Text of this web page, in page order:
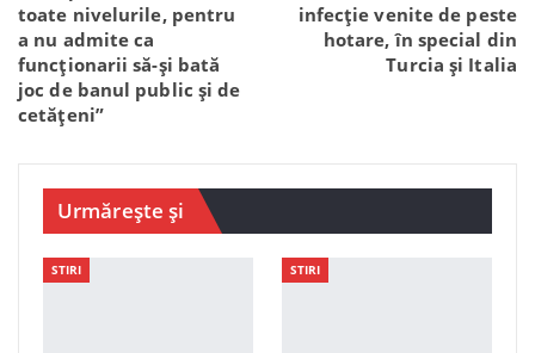
toate nivelurile, pentru
a nu admite ca
funcționarii să-și bată
joc de banul public și de
cetățeni”
infecție venite de peste
hotare, în special din
Turcia și Italia
Urmărește și
STIRI STIRI